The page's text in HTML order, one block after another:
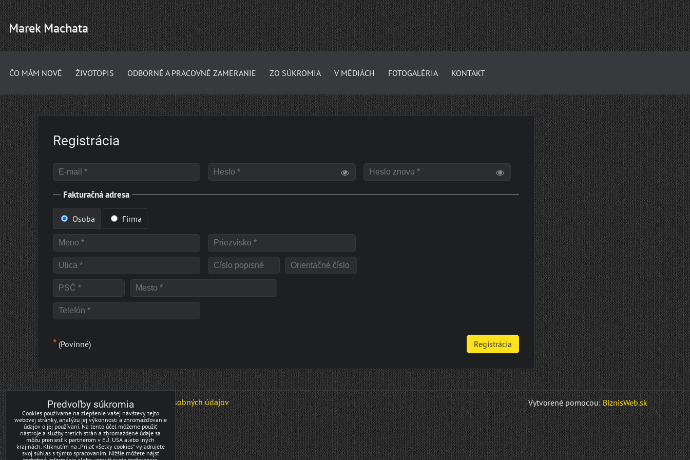
Marek Machata
ČO MÁM NOVÉ ŽIVOTOPIS ODBORNÉ A PRACOVNÉ ZAMERANIE ZO SÚKROMIA V MÉDIÁCH FOTOGALÉRIA KONTAKT
Registrácia
Fakturačná adresa
Osoba Firma
* (Povinné) Registrácia
Predvoľby súkromia Zásady ochrany osobných údajov Vytvorené pomocou:BiznisWeb.sk
Predvoľby súkromia
Cookies používame na zlepšenie vašej návštevy tejto
webovej stránky, analýzu jej výkonnosti a zhromažďovanie
údajov o jej používaní. Na tento účel môžeme použiť
nástroje a služby tretích strán a zhromaždené údaje sa
môžu preniesť k partnerom v EÚ, USA alebo iných
krajinách. Kliknutím na „Prijať všetky cookies“ vyjadrujete
svoj súhlas s týmto spracovaním. Nižšie môžete nájsť